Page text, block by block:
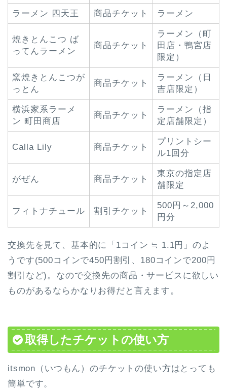
ラーメン 四天王 商品チケット ラーメン
焼きとんこつ ば
ってんラーメン
商品チケット
ラーメン（町
田店・鴨宮店
限定）
窯焼きとんこつが
っとん
商品チケット
ラーメン（日
吉店限定）
横浜家系ラーメ
ン 町田商店
商品チケット
ラーメン（指
定店舗限定）
Calla Lily 商品チケット
プリントシー
ル1回分
がぜん 商品チケット
東京の指定店
舗限定
フィトナチュール 割引チケット
500円～2,000
円分
交換先を見て、基本的に「1コイン ≒ 1.1円」のよ
うです(500コインで450円割引、180コインで200円
割引など)。なので交換先の商品・サービスに欲しい
ものがあるならかなりお得だと言えます。
取得したチケットの使い方
itsmon（いつもん）のチケットの使い方はとっても
簡単です。